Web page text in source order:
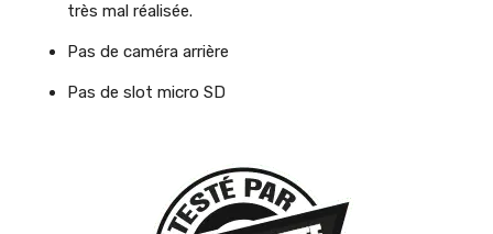
très mal réalisée.
Pas de caméra arrière
Pas de slot micro SD